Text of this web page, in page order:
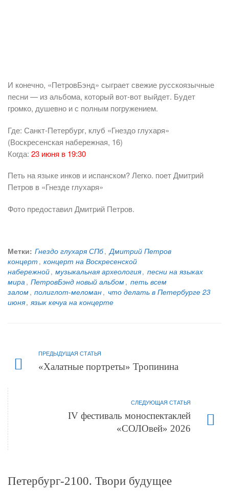
И конечно, «ПетровБэнд» сыграет свежие русскоязычные
песни — из альбома, который вот-вот выйдет. Будет
громко, душевно и с полным погружением.
Где: Санкт-Петербург, клуб «Гнездо глухаря»
(Воскресенская набережная, 16)
Когда: 23 июня в 19:30
Петь на языке инков и испанском? Легко. поет Дмитрий
Петров в «Гнезде глухаря»
Фото предоставил Дмитрий Петров.
Метки: Гнездо глухаря СПб, Дмитрий Петров
концерт , концерт на Воскресенской
набережной, музыкальная археология, песни на языках
мира, ПетровБэнд новый альбом, петь всем
залом, полиглот-меломан, что делать в Петербурге 23
июня, язык кечуа на концерте
ПРЕДЫДУЩАЯ СТАТЬЯ
«Халатные портреты» Тропинина
СЛЕДУЮЩАЯ СТАТЬЯ
IV фестиваль моноспектаклей
«СОЛОвей» 2026
Петербург-2100. Твори будущее